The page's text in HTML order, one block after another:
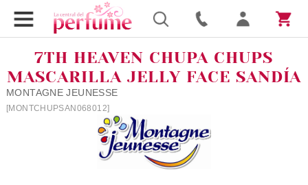
7TH HEAVEN CHUPA CHUPS
MASCARILLA JELLY FACE SANDÍA
MONTAGNE JEUNESSE
[MONTCHUPSAN068012]